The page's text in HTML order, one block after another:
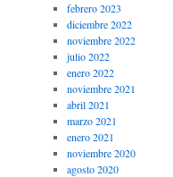
febrero 2023
diciembre 2022
noviembre 2022
julio 2022
enero 2022
noviembre 2021
abril 2021
marzo 2021
enero 2021
noviembre 2020
agosto 2020